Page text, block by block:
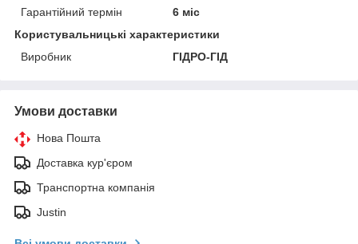
Гарантійний термін
6 міс
Користувальницькі характеристики
Виробник
ГІДРО-ГІД
Умови доставки
Нова Пошта
Доставка кур'єром
Транспортна компанія
Justin